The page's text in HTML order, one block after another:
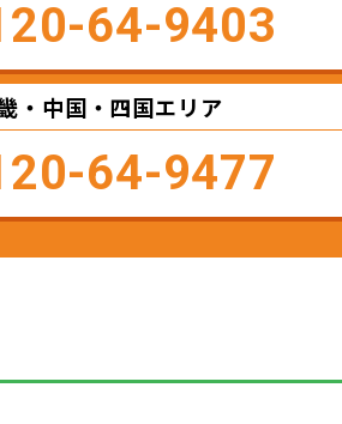
64-9403
・中国・四国エリア
64-9477